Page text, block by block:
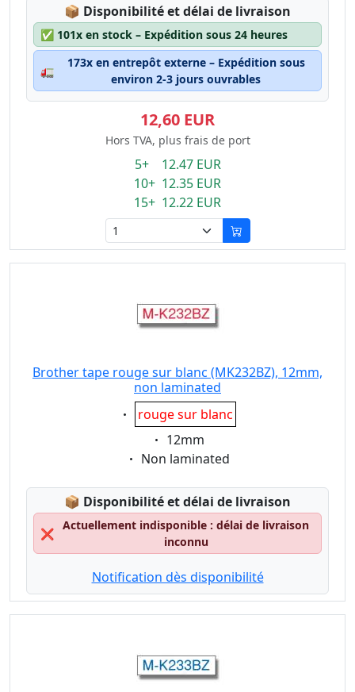
📦 Lagerstatus:
Disponibilité et délai de livraison
✅ 101x en stock – Expédition sous 24 heures
🚛
173x en entrepôt externe – Expédition sous
environ 2-3 jours ouvrables
12,60 EUR
Hors TVA, plus frais de port
5+ 12.47 EUR
10+ 12.35 EUR
15+ 12.22 EUR
Brother tape rouge sur blanc (MK232BZ), 12mm,
non laminated
Eigenschaft:
rouge sur blanc
Eigenschaft:
12mm
Eigenschaft:
Non laminated
📦 Lagerstatus:
Disponibilité et délai de livraison
❌
Actuellement indisponible : délai de livraison
inconnu
Notification dès disponibilité